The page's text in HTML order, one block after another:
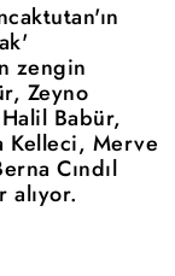
zengin
Zeyno
Babür,
Kelleci, Merve
Cındıl